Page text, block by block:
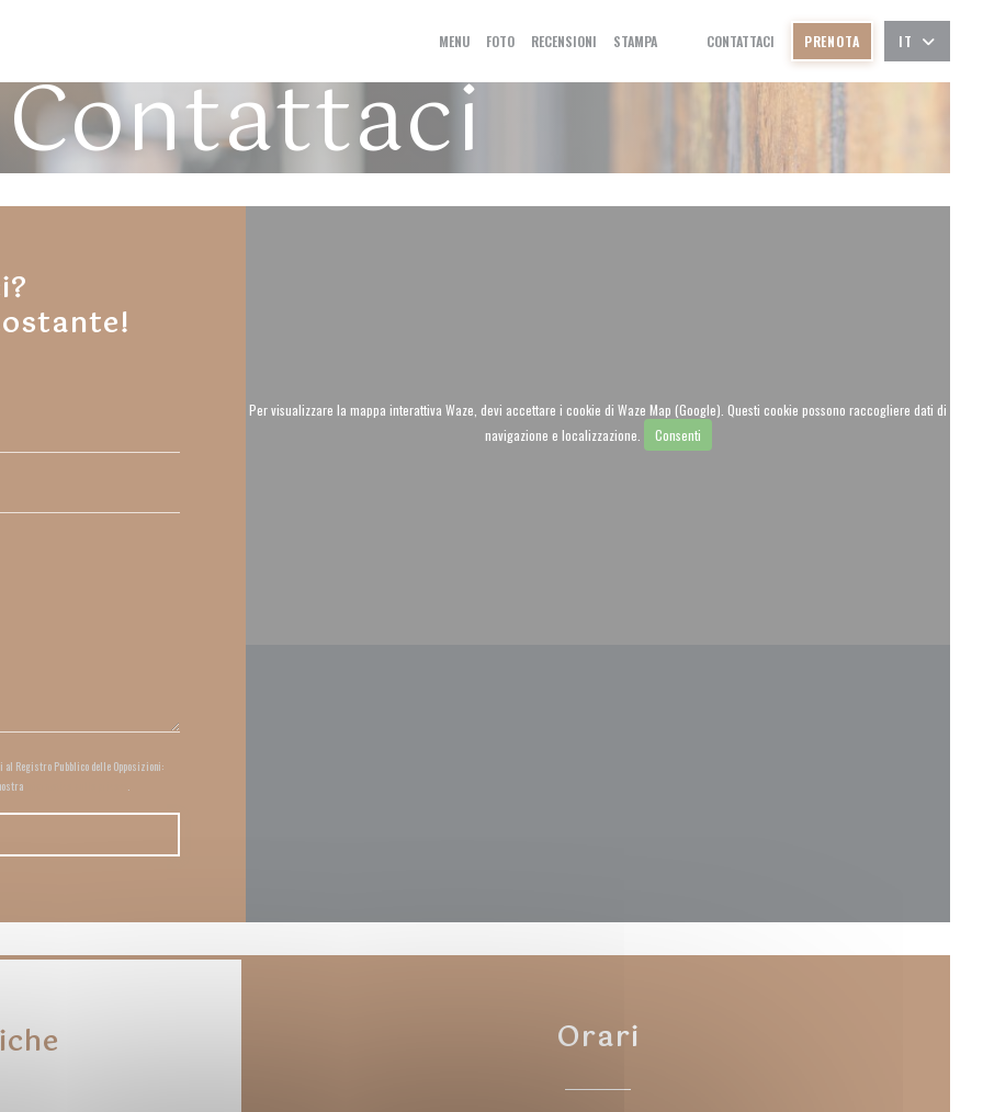
MENU FOTO RECENSIONI STAMPA
((APRE UNA NUOVA FINESTRA))
((APRE UNA NUOVA FINESTRA))
CONTATTACI PRENOTA IT
Contattaci
al Registro Pubblico delle Opposizioni:
.
Per visualizzare la mappa interattiva Waze, devi accettare i cookie di Waze Map (Google). Questi cookie possono raccogliere dati di
navigazione e localizzazione.
Consenti
Orari